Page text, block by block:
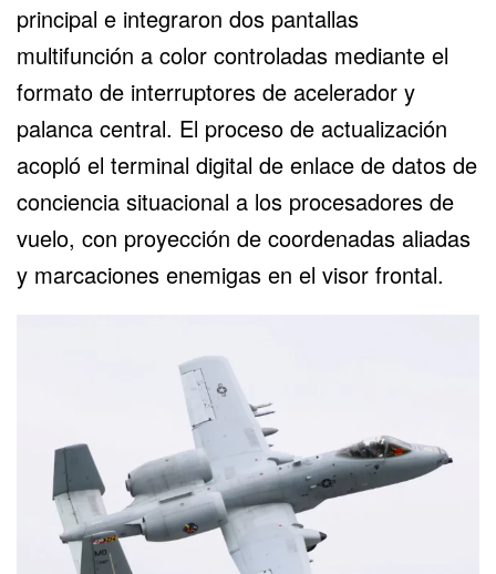
principal e integraron dos pantallas
multifunción a color controladas mediante el
formato de interruptores de acelerador y
palanca central. El proceso de actualización
acopló el terminal digital de enlace de datos de
conciencia situacional a los procesadores de
vuelo, con proyección de coordenadas aliadas
y marcaciones enemigas en el visor frontal.